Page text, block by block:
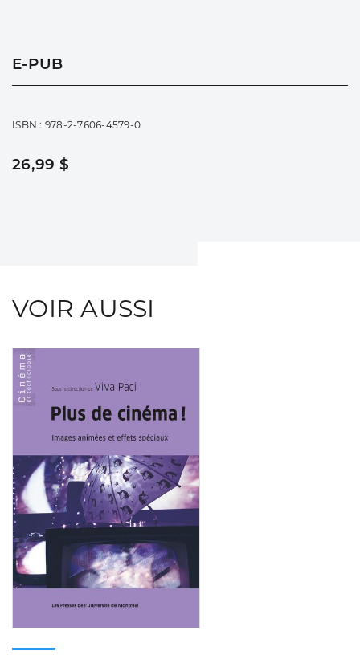
E-PUB
ISBN : 978-2-7606-4579-0
26,99 $
VOIR AUSSI